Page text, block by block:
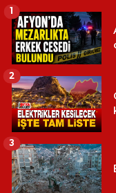
1
2
3